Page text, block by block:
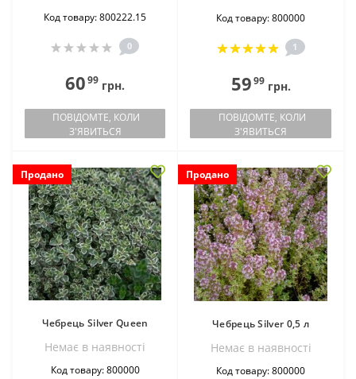
Код товару: 800222.15
0
6099 грн.
ПОВІДОМТЕ, КОЛИ
З'ЯВИТЬСЯ
Код товару: 800000
1
5999грн.
ПОВІДОМТЕ, КОЛИ
З'ЯВИТЬСЯ
Продано
Чебрець Silver Queen
Немає в наявностi
Код товару: 800000
Продано
Чебрець Silver 0,5 л
Немає в наявностi
Код товару: 800000